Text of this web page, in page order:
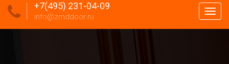
меню
+7(495) 231-04-09
info@zmddoor.ru